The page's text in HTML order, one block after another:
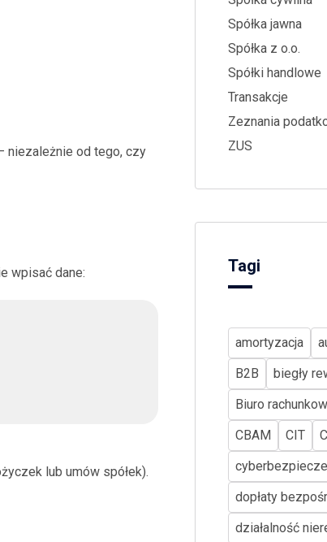
niezależnie od tego, czy
wpisać dane:
lub umów spółek).
Spółka jawna
Spółka z o.o.
Spółki handlowe
Transakcje
Zeznania
ZUS
Tagi
amortyzacja
B2B
biegły
Biuro
CBAM
CIT
dopłaty
działalność